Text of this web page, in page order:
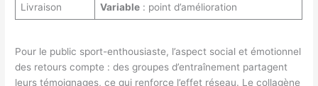
Livraison Variable: point d’amélioration
Pour le public sport-enthousiaste, l’aspect social et émotionnel
des retours compte : des groupes d’entraînement partagent
leurs témoignages, ce qui renforce l’effet réseau. Le collagène